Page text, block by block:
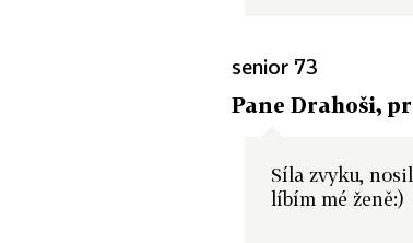
senior 73
Pane Drahoši,
Síla zvyku,
líbím mé ženě:)